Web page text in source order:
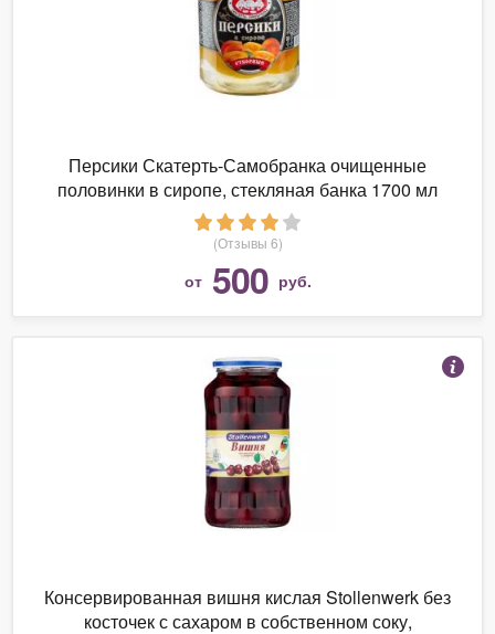
Персики Скатерть-Самобранка очищенные
половинки в сиропе, стекляная банка 1700 мл
(Отзывы 6)
от 500 руб.
Консервированная вишня кислая Stollenwerk без
косточек с сахаром в собственном соку,